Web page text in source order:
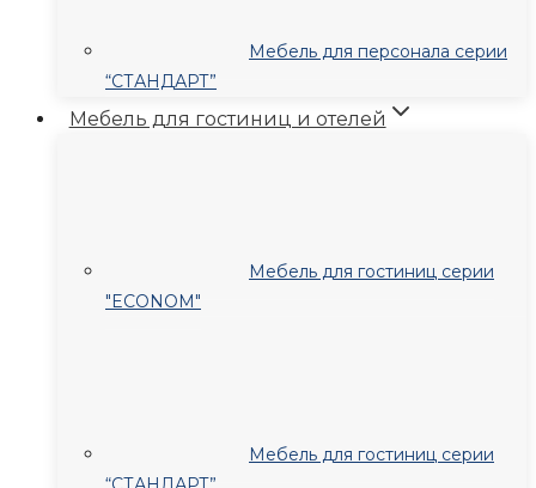
Мебель для персонала серии
“СТАНДАРТ”
Мебель для гостиниц и отелей
Мебель для гостиниц серии
"ECONOM"
Мебель для гостиниц серии